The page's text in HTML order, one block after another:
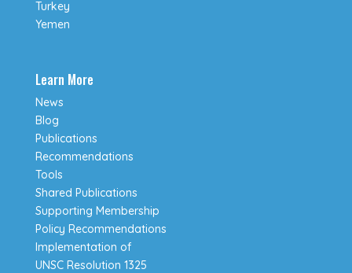
Turkey
Yemen
Learn More
News
Blog
Publications
Recommendations
Tools
Shared Publications
Supporting Membership
Policy Recommendations
Implementation of
UNSC Resolution 1325